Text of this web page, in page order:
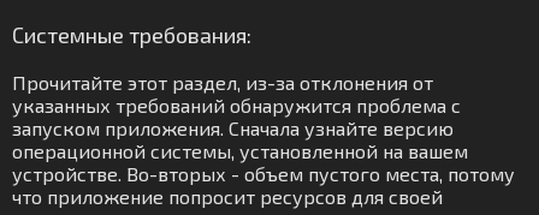
Системные требования:
Прочитайте этот раздел, из-за отклонения от
указанных требований обнаружится проблема с
запуском приложения. Сначала узнайте версию
операционной системы, установленной на вашем
устройстве. Во-вторых - объем пустого места, потому
что приложение попросит ресурсов для своей